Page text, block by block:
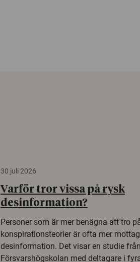
30 juli 2026
Varför tror vissa på rysk
desinformation?
Personer som är mer benägna att tro
konspirationsteorier är ofta mer
desinformation. Det visar en studie från
Försvarshögskolan med deltagare i